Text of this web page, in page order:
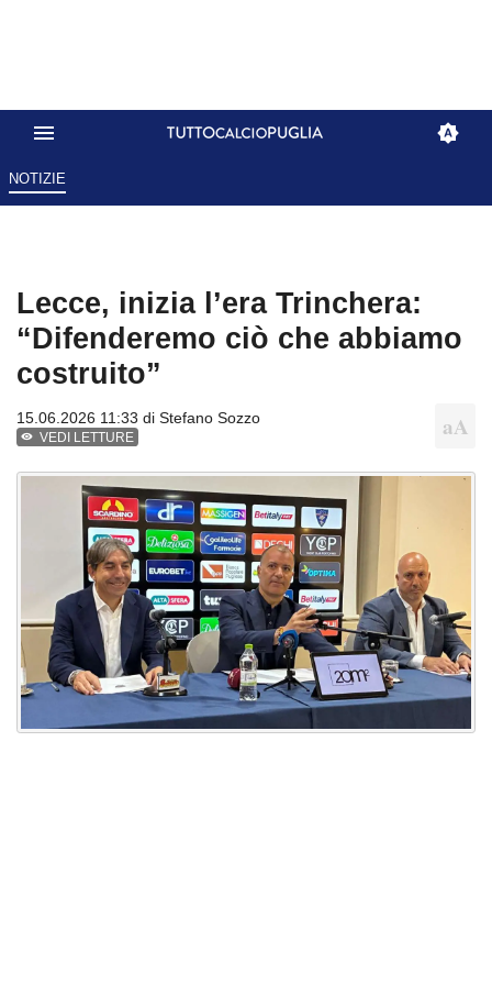
NOTIZIE
Lecce, inizia l’era Trinchera:
“Difenderemo ciò che abbiamo
costruito”
15.06.2026 11:33 di Stefano Sozzo
VEDI LETTURE